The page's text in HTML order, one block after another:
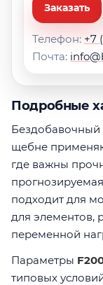
Заказать
Телефон: +7
Почта:
Подробные
Бездобавочный
щебне
где важны
подходит для
для элементов,
переменной
Параметры
типовых